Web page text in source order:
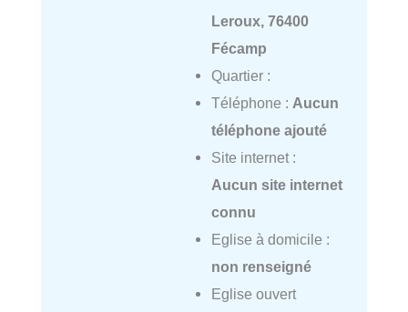
Leroux, 76400
Fécamp
Quartier :
Téléphone : Aucun
téléphone ajouté
Site internet :
Aucun site internet
connu
Eglise à domicile :
non renseigné
Eglise ouvert